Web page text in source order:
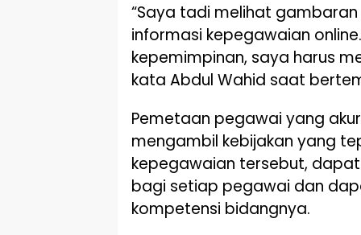
“Saya tadi melihat
informasi kepegawaian
kepemimpinan, saya harus
kata Abdul Wahid saat
Pemetaan pegawai yang
mengambil kebijakan yang
kepegawaian tersebut,
bagi setiap pegawai dan
kompetensi bidangnya.